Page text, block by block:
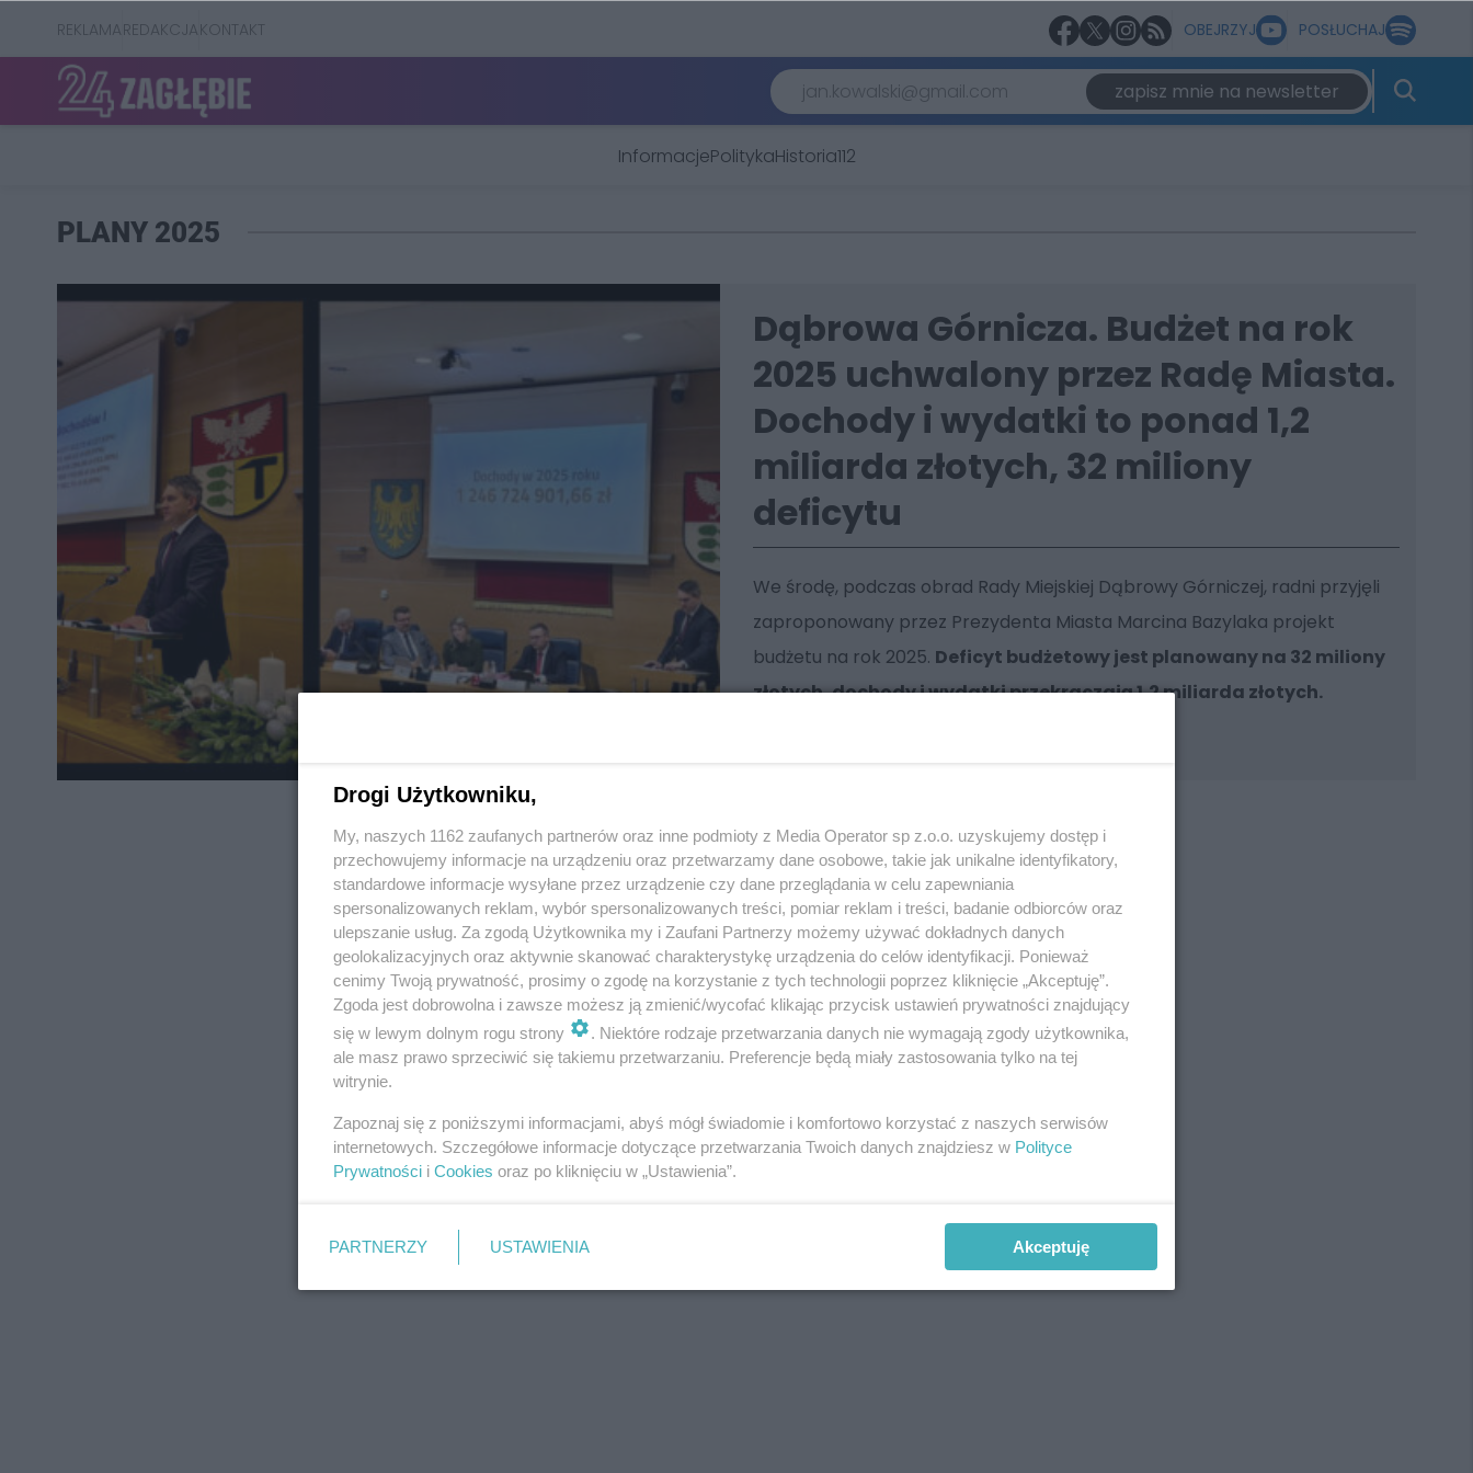
REKLAMAREDAKCJAKONTAKT OBEJRZYJ POSŁUCHAJ
zapisz mnie na newsletter
InformacjePolitykaHistoria112
PLANY 2025
Dąbrowa Górnicza. Budżet na rok
2025 uchwalony przez Radę Miasta.
Dochody i wydatki to ponad 1,2
miliarda złotych, 32 miliony
deficytu
We środę, podczas obrad Rady Miejskiej Dąbrowy Górniczej, radni przyjęli
zaproponowany przez Prezydenta Miasta Marcina Bazylaka projekt
budżetu na rok 2025. Deficyt budżetowy jest planowany na 32 miliony
złotych, dochody i wydatki przekraczają 1,2 miliarda złotych.
REKLAMA REKLAMA
Drogi Użytkowniku,
My, naszych 1162 zaufanych partnerów oraz inne podmioty z Media Operator sp z.o.o. uzyskujemy dostęp i
przechowujemy informacje na urządzeniu oraz przetwarzamy dane osobowe, takie jak unikalne identyfikatory,
standardowe informacje wysyłane przez urządzenie czy dane przeglądania w celu zapewniania
spersonalizowanych reklam, wybór spersonalizowanych treści, pomiar reklam i treści, badanie odbiorców oraz
ulepszanie usług. Za zgodą Użytkownika my i Zaufani Partnerzy możemy używać dokładnych danych
geolokalizacyjnych oraz aktywnie skanować charakterystykę urządzenia do celów identyfikacji. Ponieważ
cenimy Twoją prywatność, prosimy o zgodę na korzystanie z tych technologii poprzez kliknięcie „Akceptuję”.
Zgoda jest dobrowolna i zawsze możesz ją zmienić/wycofać klikając przycisk ustawień prywatności znajdujący
się w lewym dolnym rogu strony
. Niektóre rodzaje przetwarzania danych nie wymagają zgody użytkownika,
ale masz prawo sprzeciwić się takiemu przetwarzaniu. Preferencje będą miały zastosowania tylko na tej
witrynie.
Zapoznaj się z poniższymi informacjami, abyś mógł świadomie i komfortowo korzystać z naszych serwisów
internetowych. Szczegółowe informacje dotyczące przetwarzania Twoich danych znajdziesz w Polityce
Prywatności i Cookies oraz po kliknięciu w „Ustawienia”.
PARTNERZY USTAWIENIA Akceptuję